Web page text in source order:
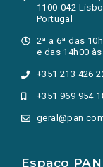
1100-042
Portugal
2ª a 6ª das
e das 14h00
+351 213 426
+351 969 954
Espaço